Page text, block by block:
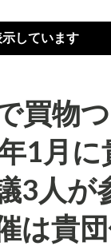
しています
買物
1月
3人が
は貴